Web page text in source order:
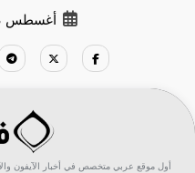
أغسطس 8, 2026
أول موقع عربي متخصص في أخبار الآيفون